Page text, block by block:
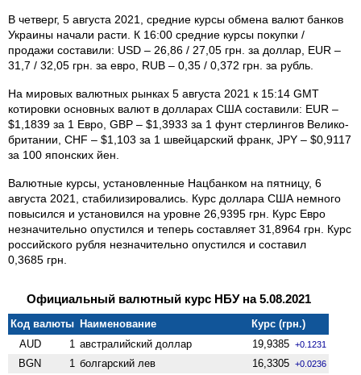
В четверг, 5 августа 2021, средние курсы обмена валют банков
Украины начали расти. К 16:00 средние курсы покупки /
продажи составили: USD – 26,86 / 27,05 грн. за доллар, EUR –
31,7 / 32,05 грн. за евро, RUB – 0,35 / 0,372 грн. за рубль.
На мировых валютных рынках 5 августа 2021 к 15:14 GMT
котировки основных валют в долларах США составили: EUR –
$1,1839 за 1 Евро, GBP – $1,3933 за 1 фунт стерлингов Велико­
британии, CHF – $1,103 за 1 швейцарский франк, JPY – $0,9117
за 100 японских йен.
Валютные курсы, установленные Нацбанком на пятницу, 6
августа 2021, стабилизировались. Курс доллара США немного
повысился и установился на уровне 26,9395 грн. Курс Евро
незначительно опустился и теперь составляет 31,8964 грн. Курс
российского рубля незначительно опустился и составил
0,3685 грн.
Официальный валютный курс НБУ на 5.08.2021
Код валюты Наименование
Курс (грн.)
AUD
1 австралийский доллар 19,9385 +0.1231
BGN 1 болгарский лев 16,3305 +0.0236